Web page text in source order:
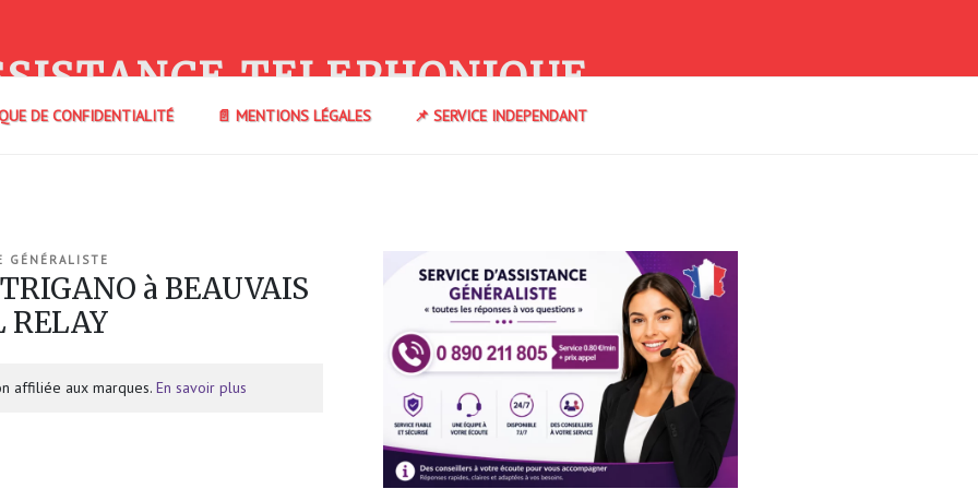
TELEPHONIQUE
DE CONFIDENTIALITÉ 📄 MENTIONS LÉGALES 📌 SERVICE INDEPENDANT
GÉNÉRALISTE
à BEAUVAIS
RELAY
affiliée aux marques. En savoir plus